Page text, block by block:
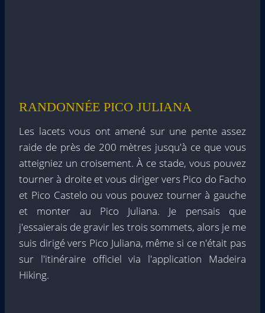
RANDONNÉE PICO JULIANA
Les lacets vous ont amené sur une pente assez
raide de près de 200 mètres jusqu'à ce que vous
atteigniez un croisement. À ce stade, vous pouvez
tourner à droite et vous diriger vers Pico do Facho
et Pico Castelo ou vous pouvez tourner à gauche
et monter au Pico Juliana. Je pensais que
j'essaierais de gravir les trois sommets, alors je me
suis dirigé vers Pico Juliana, même si ce n'était pas
sur l'itinéraire officiel via l'application Madeira
Hiking.